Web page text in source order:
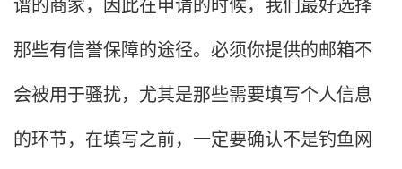
那些有信誉保障的途径。必须你提供的邮箱不
会被用于骚扰，尤其是那些需要填写个人信息
的环节，在填写之前，一定要确认不是钓鱼网